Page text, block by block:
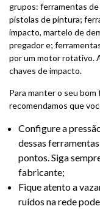
grupos: ferramentas
pistolas de pintura;
impacto, martelo de
pregador e;
por um motor rotativo.
chaves de impacto.
Para manter o seu
recomendamos que
Configure a
dessas
pontos. Siga
fabricante;
Fique atento a
ruídos na rede